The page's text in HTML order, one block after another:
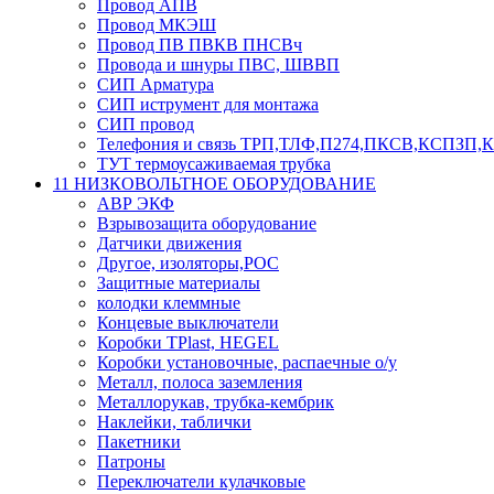
Провод АПВ
Провод МКЭШ
Провод ПВ ПВКВ ПНСВч
Провода и шнуры ПВС, ШВВП
СИП Арматура
СИП иструмент для монтажа
СИП провод
Телефония и связь
ТУТ термоусаживаемая трубка
11 НИЗКОВОЛЬТНОЕ ОБОРУДОВАНИЕ
АВР ЭКФ
Взрывозащита оборудование
Датчики движения
Другое, изоляторы,РОС
Защитные материалы
колодки клеммные
Концевые выключатели
Коробки TPlast, HEGEL
Коробки установочные, распаечные о/у
Металл, полоса заземления
Металлорукав, трубка-кембрик
Наклейки, таблички
Пакетники
Патроны
Переключатели кулачковые